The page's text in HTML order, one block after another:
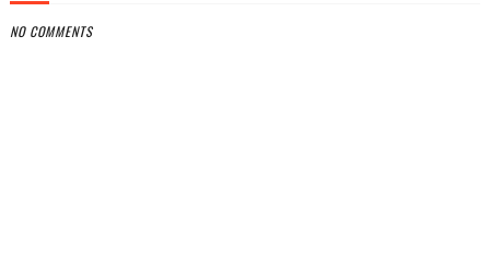
NO COMMENTS